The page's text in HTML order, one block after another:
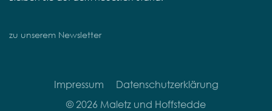
zu unserem Newsletter
Impressum
Datenschutzerklärung
© 2026 Maletz und Hoffstedde